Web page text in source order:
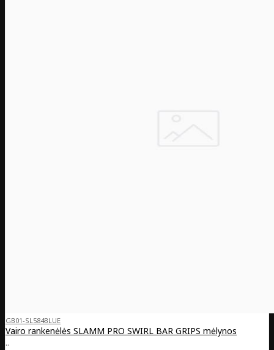
GB01-SL584BLUE
Vairo rankenėlės SLAMM PRO SWIRL BAR GRIPS mėlynos
..